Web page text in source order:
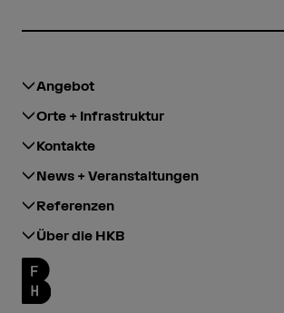
Angebot
Orte + Infrastruktur
Kontakte
News + Veranstaltungen
Referenzen
Über die HKB